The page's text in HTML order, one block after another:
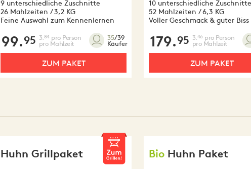
9 unterschiedliche Zuschnitte
26 Mahlzeiten / 3,2 KG
Feine Auswahl zum Kennenlernen
99.95 3. 84pro Person
pro Mahlzeit
35/39
Käufer
ZUM PAKET
10 unterschiedliche Zuschnitte
52 Mahlzeiten / 6,3 KG
Voller Geschmack & guter Biss
179.95 3. 46pro Person
pro Mahlzeit
ZUM PAKET
Huhn Grillpaket Bio Huhn Paket